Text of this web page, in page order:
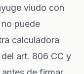
viudo con
puede
calculadora
art. 806 CC y